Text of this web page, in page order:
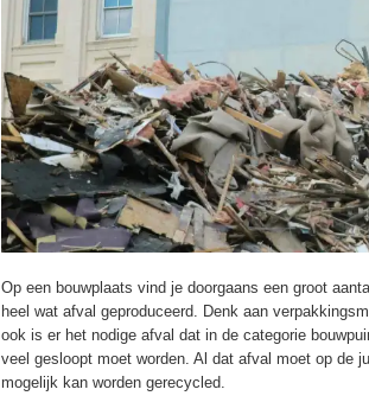
Op een bouwplaats vind je doorgaans een groot aantal
heel wat afval geproduceerd. Denk aan
ook is er het nodige afval dat in de categorie
veel gesloopt moet worden. Al dat afval moet op de
mogelijk kan worden gerecycled.